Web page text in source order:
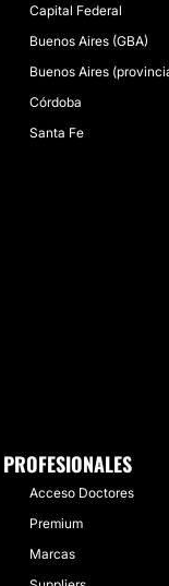
Capital Federal
Buenos Aires (GBA)
Buenos Aires
Córdoba
Santa Fe
PROFESIONALES
Acceso Doctores
Premium
Marcas